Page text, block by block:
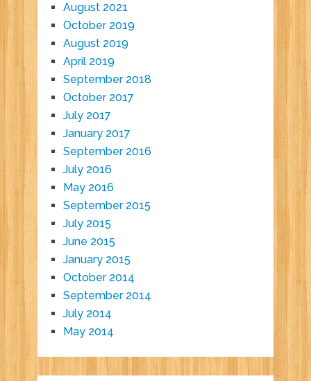
August 2021
October 2019
August 2019
April 2019
September 2018
October 2017
July 2017
January 2017
September 2016
July 2016
May 2016
September 2015
July 2015
June 2015
January 2015
October 2014
September 2014
July 2014
May 2014